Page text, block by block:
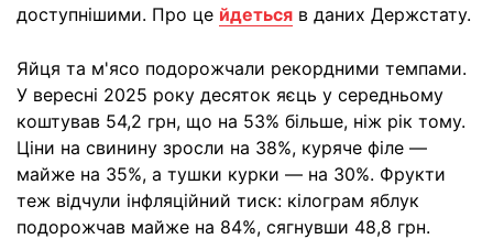
доступнішими. Про це йдеться в даних Держстату.
Яйця та м'ясо подорожчали рекордними темпами.
У вересні 2025 року десяток яєць у середньому
коштував 54,2 грн, що на 53% більше, ніж рік тому.
Ціни на свинину зросли на 38%, куряче філе —
майже на 35%, а тушки курки — на 30%. Фрукти
теж відчули інфляційний тиск: кілограм яблук
подорожчав майже на 84%, сягнувши 48,8 грн.